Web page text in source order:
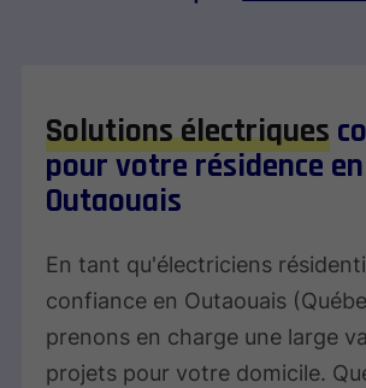
Solutions électriques
pour votre résidence en
Outaouais
En tant qu'électriciens
confiance en Outaouais
prenons en charge une large
projets pour votre domicile.